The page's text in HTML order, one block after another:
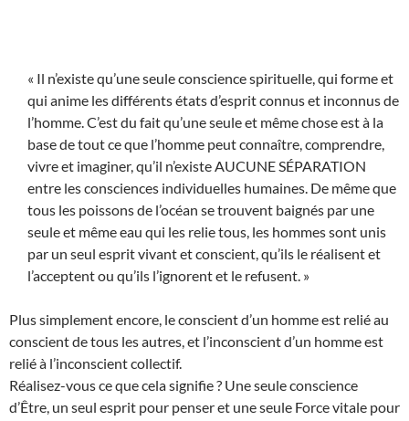
« Il n’existe qu’une seule conscience spirituelle, qui forme et
qui anime les différents états d’esprit connus et inconnus de
l’homme. C’est du fait qu’une seule et même chose est à la
base de tout ce que l’homme peut connaître, comprendre,
vivre et imaginer, qu’il n’existe AUCUNE SÉPARATION
entre les consciences individuelles humaines. De même que
tous les poissons de l’océan se trouvent baignés par une
seule et même eau qui les relie tous, les hommes sont unis
par un seul esprit vivant et conscient, qu’ils le réalisent et
l’acceptent ou qu’ils l’ignorent et le refusent. »
Plus simplement encore, le conscient d’un homme est relié au
conscient de tous les autres, et l’inconscient d’un homme est
relié à l’inconscient collectif.
Réalisez-vous ce que cela signifie ? Une seule conscience
d’Être, un seul esprit pour penser et une seule Force vitale pour